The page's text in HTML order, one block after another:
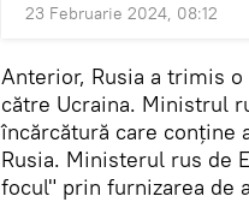
23 Februarie 2024, 08:12
Anterior, Rusia a trimis
către Ucraina. Ministrul
încărcătură care conține
Rusia. Ministerul rus de
focul" prin furnizarea de